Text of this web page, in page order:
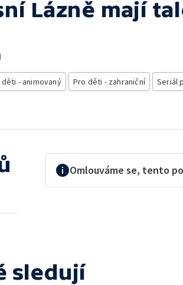
Lázně mají
- animovaný Pro děti - zahraniční Seriál
Omlouváme se, tento
sledují